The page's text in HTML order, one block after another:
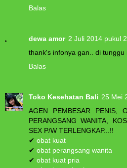
Balas
dewa amor 2 Juli 2014 pukul
thank's infonya gan.. di tunggu
Balas
Toko Kesehatan Bali 25 Mei
AGEN PEMBESAR PENIS,
PERANGSANG WANITA,
SEX P/W TERLENGKAP...!!
✔ obat kuat
✔ obat perangsang wanita
✔ obat kuat pria